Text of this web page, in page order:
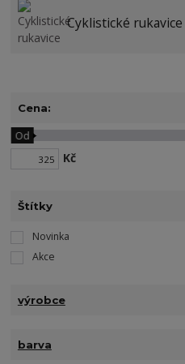
Cyklistické rukavice
Cena:
Kč
Od
Štítky
Novinka
Akce
výrobce
barva